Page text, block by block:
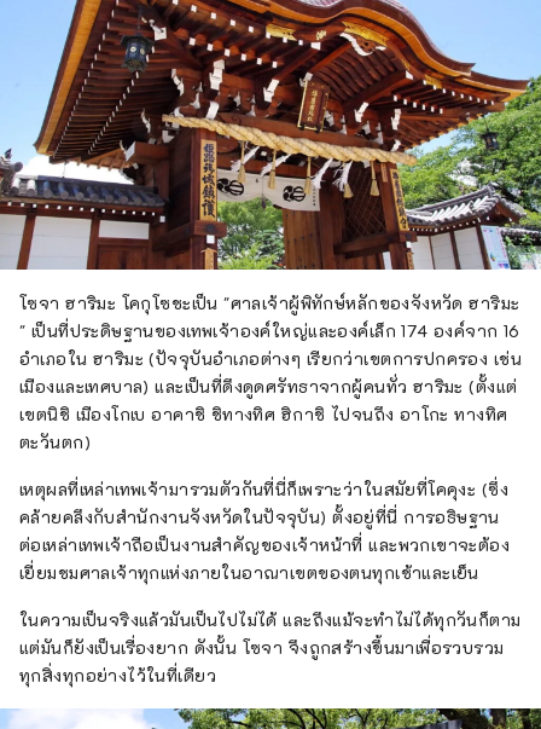
โซจา ฮาริมะ โคกุโซชะเป็น "ศาลเจ้าผู้พิทักษ์หลักของจังหวัด ฮาริมะ
" เป็นที่ประดิษฐานของเทพเจ้าองค์ใหญ่และองค์เล็ก 174 องค์จาก 16
อำเภอใน ฮาริมะ (ปัจจุบันอำเภอต่างๆ เรียกว่าเขตการปกครอง เช่น
เมืองและเทศบาล) และเป็นที่ดึงดูดศรัทธาจากผู้คนทั่ว ฮาริมะ (ตั้งแต่
เขตนิชิ เมืองโกเบ อาคาชิ ชิทางทิศ ฮิกาชิ ไปจนถึง อาโกะ ทางทิศ
ตะวันตก)
เหตุผลที่เหล่าเทพเจ้ามารวมตัวกันที่นี่ก็เพราะว่าในสมัยที่โคคุงะ (ซึ่ง
คล้ายคลึงกับสำนักงานจังหวัดในปัจจุบัน) ตั้งอยู่ที่นี่ การอธิษฐาน
ต่อเหล่าเทพเจ้าถือเป็นงานสำคัญของเจ้าหน้าที่ และพวกเขาจะต้อง
เยี่ยมชมศาลเจ้าทุกแห่งภายในอาณาเขตของตนทุกเช้าและเย็น
ในความเป็นจริงแล้วมันเป็นไปไม่ได้ และถึงแม้จะทำไม่ได้ทุกวันก็ตาม
แต่มันก็ยังเป็นเรื่องยาก ดังนั้น โซจา จึงถูกสร้างขึ้นมาเพื่อรวบรวม
ทุกสิ่งทุกอย่างไว้ในที่เดียว